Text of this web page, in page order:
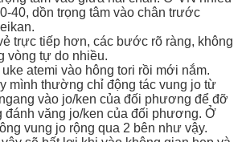
40, dồn trọng tâm vào chân trước
trực tiếp hơn, các bước rõ ràng, không
vòng tự do nhiều.
atemi vào hông tori rồi mới nắm.
mình thường chỉ động tác vung jo từ
vào jo/ken của đối phương để đỡ
đánh văng jo/ken của đối phương. Ở
vung jo rộng qua 2 bên như vậy.